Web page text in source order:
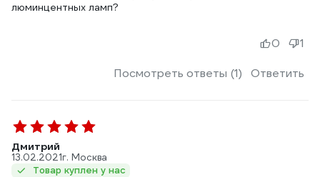
люминцентных ламп?
Посмотреть ответы (1) Ответить
0 1
Дмитрий
13.02.2021г. Москва
Товар куплен у нас